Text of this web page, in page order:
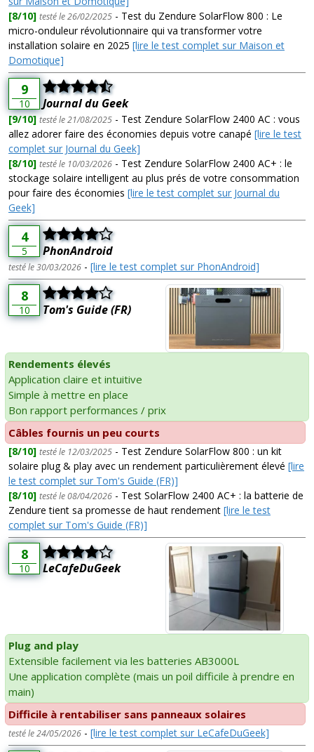
[8/10] testé le 26/02/2025 - Test du Zendure SolarFlow 800 : Le
micro-onduleur révolutionnaire qui va transformer votre
installation solaire en 2025 [lire le test complet sur Maison et
Domotique]
9
10 Journal du Geek
[9/10] testé le 21/08/2025 - Test Zendure SolarFlow 2400 AC : vous
allez adorer faire des économies depuis votre canapé [lire le test
complet sur Journal du Geek]
[8/10] testé le 10/03/2026 - Test Zendure SolarFlow 2400 AC+ : le
stockage solaire intelligent au plus prés de votre consommation
pour faire des économies [lire le test complet sur Journal du
Geek]
4
5 PhonAndroid
testé le 30/03/2026 - [lire le test complet sur PhonAndroid]
8
10 Tom's Guide (FR)
Rendements élevés
Application claire et intuitive
Simple à mettre en place
Bon rapport performances / prix
Câbles fournis un peu courts
[8/10] testé le 12/03/2025 - Test Zendure SolarFlow 800 : un kit
solaire plug & play avec un rendement particulièrement élevé [lire
le test complet sur Tom's Guide (FR)]
[8/10] testé le 08/04/2026 - Test SolarFlow 2400 AC+ : la batterie de
Zendure tient sa promesse de haut rendement [lire le test
complet sur Tom's Guide (FR)]
8
10 LeCafeDuGeek
Plug and play
Extensible facilement via les batteries AB3000L
Une application complète (mais un poil difficile à prendre en
main)
Difficile à rentabiliser sans panneaux solaires
testé le 24/05/2026 - [lire le test complet sur LeCafeDuGeek]